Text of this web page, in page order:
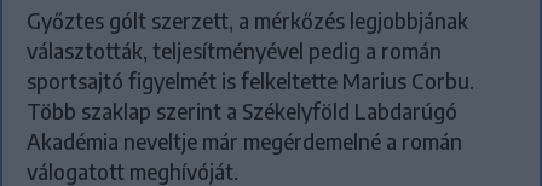
Győztes gólt szerzett, a mérkőzés legjobbjának
választották, teljesítményével pedig a román
sportsajtó figyelmét is felkeltette Marius Corbu.
Több szaklap szerint a Székelyföld Labdarúgó
Akadémia neveltje már megérdemelné a román
válogatott meghívóját.